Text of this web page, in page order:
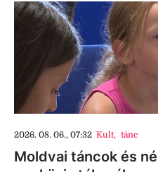
2026. 08. 06., 07:32 Kult, tánc
Moldvai táncok és